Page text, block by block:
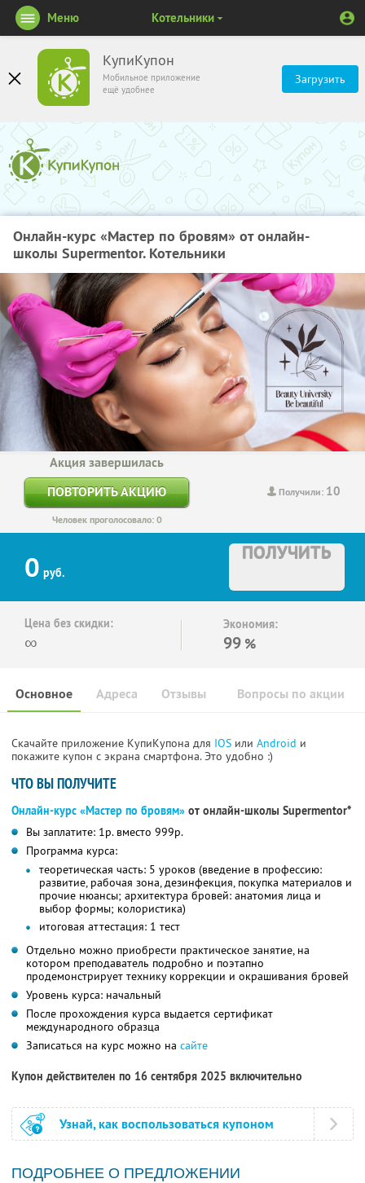
КупиКупон
Мобильное приложение
ещё удобнее
Загрузить
Меню Котельники
Онлайн-курс «Мастер по бровям» от онлайн-
школы Supermentor. Котельники
Получили: 10
Акция завершилась
ПОВТОРИТЬ АКЦИЮ
Человек проголосовало: 0
0 руб.
ПОЛУЧИТЬ
Цена без скидки:
∞
Экономия:
99 %
Основное Отзывы Вопросы по акции
Адреса
Скачайте приложение КупиКупона для IOS или Android и
покажите купон с экрана смартфона. Это удобно :)
ЧТО ВЫ ПОЛУЧИТЕ
Онлайн-курс «Мастер по бровям» от онлайн-школы Supermentor*
Вы заплатите: 1р. вместо 999р.
Программа курса:
теоретическая часть: 5 уроков (введение в профессию:
развитие, рабочая зона, дезинфекция, покупка материалов и
прочие нюансы; архитектура бровей: анатомия лица и
выбор формы; колористика)
итоговая аттестация: 1 тест
Отдельно можно приобрести практическое занятие, на
котором преподаватель подробно и поэтапно
продемонстрирует технику коррекции и окрашивания бровей
Уровень курса: начальный
После прохождения курса выдается сертификат
международного образца
Записаться на курс можно на сайте
Купон действителен по 16 сентября 2025 включительно
Узнай, как воспользоваться купоном
ПОДРОБНЕЕ О ПРЕДЛОЖЕНИИ